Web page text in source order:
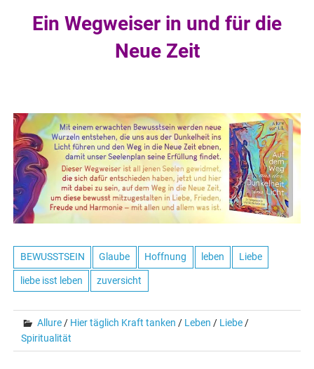
Ein Wegweiser in und für die
Neue Zeit
BEWUSSTSEIN Glaube Hoffnung leben Liebe
liebe isst leben zuversicht
Allure / Hier täglich Kraft tanken / Leben / Liebe /
Spiritualität